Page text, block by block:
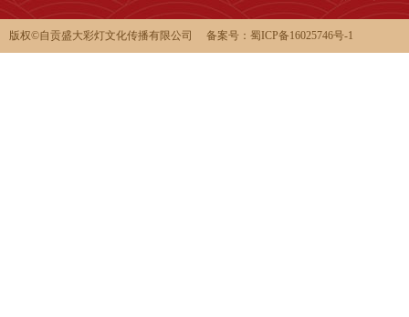
版权©️自贡盛大彩灯文化传播有限公司 备案号： 蜀ICP备16025746号-1